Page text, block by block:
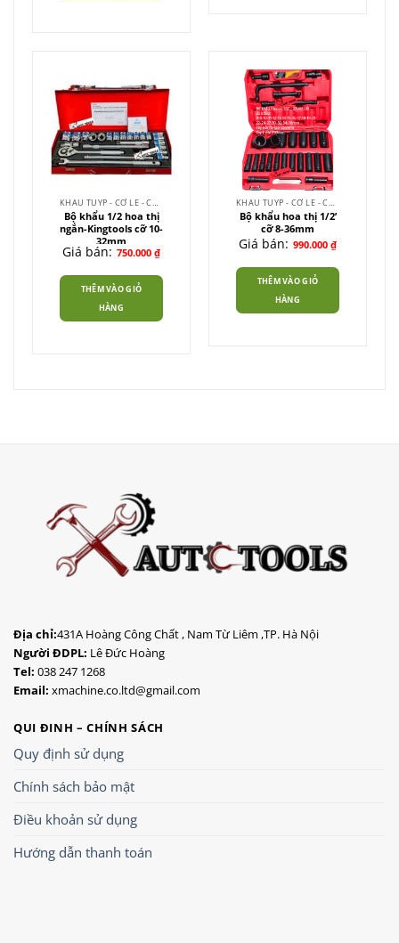
biến
thể.
Các
tùy
chọn
có
thể
được
chọn
trên
trang
sản
KHẨU TUÝP - CỜ LÊ - CẦN XIẾT
Bộ khẩu 1/2 hoa thị
ngắn-Kingtools cỡ 10-
32mm
Giá bán: 750.000 ₫
THÊM VÀO GIỎ
HÀNG
KHẨU TUÝP - CỜ LÊ - CẦN XIẾT
Bộ khẩu hoa thị 1/2’
cỡ 8-36mm
Giá bán: 990.000 ₫
THÊM VÀO GIỎ
HÀNG
Địa chỉ:431A Hoàng Công Chất , Nam Từ Liêm ,TP. Hà Nội
Người ĐDPL: Lê Đức Hoàng
Tel: 038 247 1268
Email: xmachine.co.ltd@gmail.com
QUI ĐINH – CHÍNH SÁCH
Quy định sử dụng
Chính sách bảo mật
Điều khoản sử dụng
Hướng dẫn thanh toán